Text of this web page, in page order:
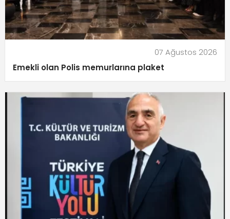
07 Ağustos 2026
Emekli olan Polis memurlarına plaket